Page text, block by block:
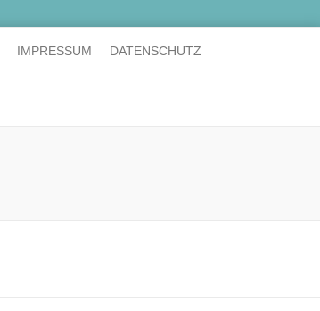
IMPRESSUM DATENSCHUTZ